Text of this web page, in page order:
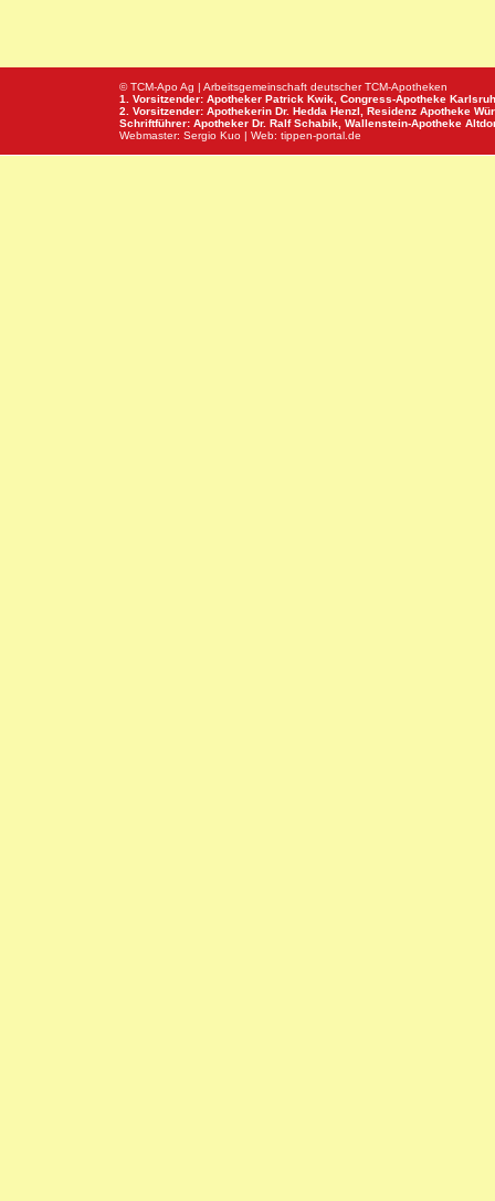
© TCM-Apo Ag | Arbeitsgemeinschaft deutscher TCM-Apotheken
1. Vorsitzender: Apotheker Patrick Kwik, Congress-Apotheke
2. Vorsitzender: Apothekerin Dr. Hedda Henzl, Residenz Apotheke
Schriftführer: Apotheker Dr. Ralf Schabik, Wallenstein-Apotheke
Webmaster: Sergio Kuo | Web: tippen-portal.de